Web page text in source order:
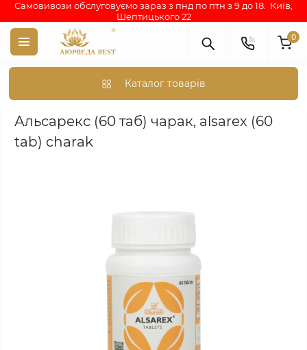
Самовивози обслуговуємо зараз з пнд по птн з 9 до 18. Київ,
Шептицького 22
0
Каталог товарів
Аюрведа каталог індійських товарів АЮРВЕДИЧНІ
Альсарекс (60 таб) чарак, alsarex (60
tab) charak